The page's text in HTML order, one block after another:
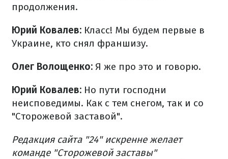
продолжения.
Юрий Ковалев: Класс! Мы будем первые в
Украине, кто снял франшизу.
Олег Волощенко: Я же про это и говорю.
Юрий Ковалев: Но пути господни
неисповедимы. Как с тем снегом, так и со
"Сторожевой заставой".
Редакция сайта "24" искренне желает
команде "Сторожевой заставы"